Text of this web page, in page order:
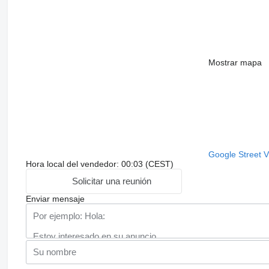
Mostrar mapa
Google Street
Hora local del vendedor: 00:03 (CEST)
Solicitar una reunión
Enviar mensaje